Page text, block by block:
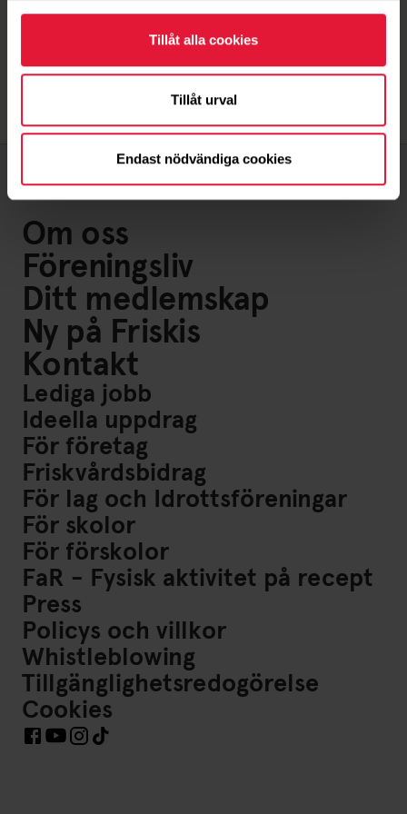
Tillåt alla cookies
Tillåt urval
Endast nödvändiga cookies
Om oss
Föreningsliv
Ditt medlemskap
Ny på Friskis
Kontakt
Lediga jobb
Ideella uppdrag
För företag
Friskvårdsbidrag
För lag och Idrottsföreningar
För skolor
För förskolor
FaR - Fysisk aktivitet på recept
Press
Policys och villkor
Whistleblowing
Tillgänglighetsredogörelse
Cookies